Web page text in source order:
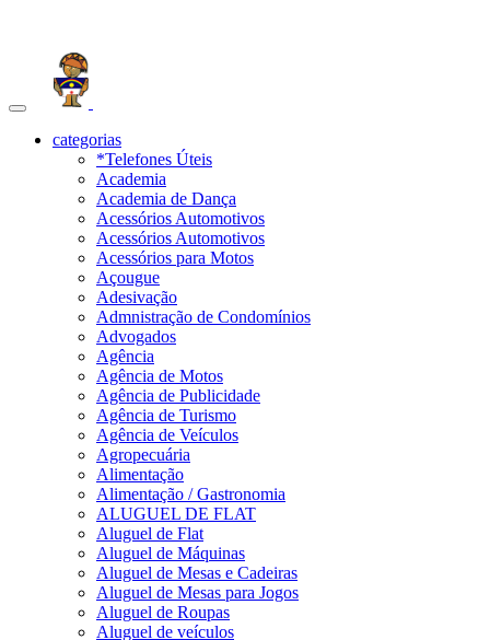
Toggle
navigationcategorias
*Telefones Úteis
Academia
Academia de Dança
Acessórios Automotivos
Acessórios Automotivos
Acessórios para Motos
Açougue
Adesivação
Admnistração de Condomínios
Advogados
Agência
Agência de Motos
Agência de Publicidade
Agência de Turismo
Agência de Veículos
Agropecuária
Alimentação
Alimentação / Gastronomia
ALUGUEL DE FLAT
Aluguel de Flat
Aluguel de Máquinas
Aluguel de Mesas e Cadeiras
Aluguel de Mesas para Jogos
Aluguel de Roupas
Aluguel de veículos